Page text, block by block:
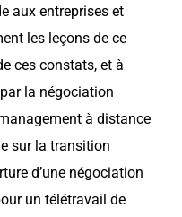
aux entreprises et
les leçons de ce
ces constats, et à
la négociation
à distance
sur la transition
d’une négociation
un télétravail de